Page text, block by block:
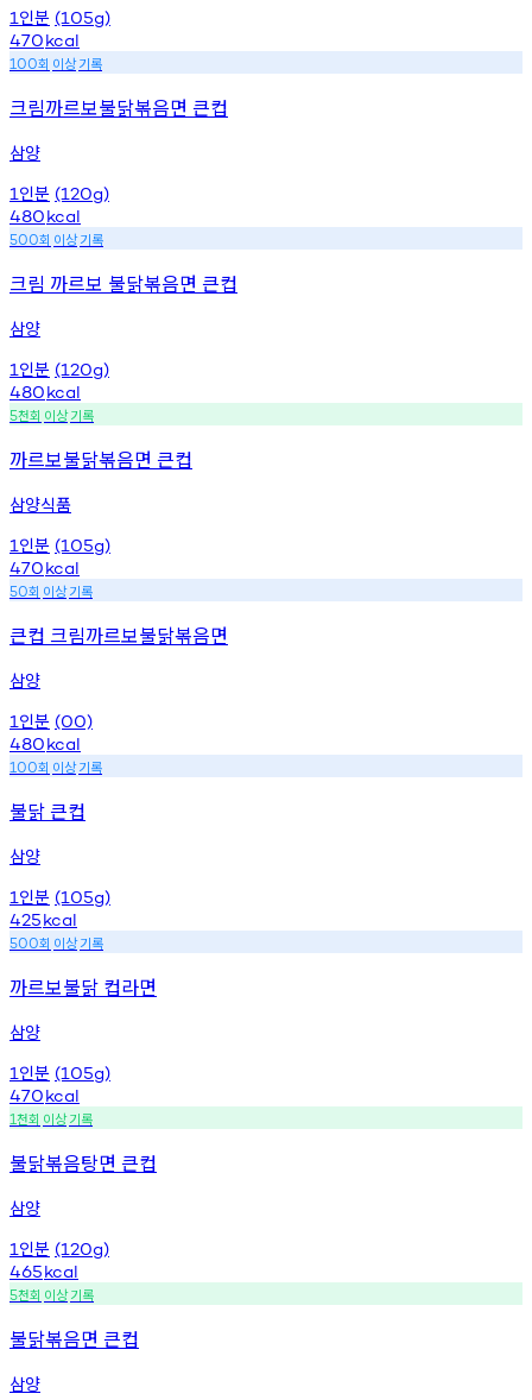
1 인분 (105g)
470kcal
100회 이상기록
크림까르보불닭볶음면 큰컵
삼양
1 인분 (120g)
480kcal
500회 이상기록
크림 까르보 불닭볶음면 큰컵
삼양
1 인분 (120g)
480kcal
5천회 이상기록
까르보불닭볶음면 큰컵
삼양식품
1 인분 (105g)
470kcal
50회 이상기록
큰컵 크림까르보불닭볶음면
삼양
1 인분 (00)
480kcal
100회 이상기록
불닭 큰컵
삼양
1 인분 (105g)
425kcal
500회 이상기록
까르보불닭 컵라면
삼양
1 인분 (105g)
470kcal
1천회 이상기록
불닭볶음탕면 큰컵
삼양
1 인분 (120g)
465kcal
5천회 이상기록
불닭볶음면 큰컵
삼양